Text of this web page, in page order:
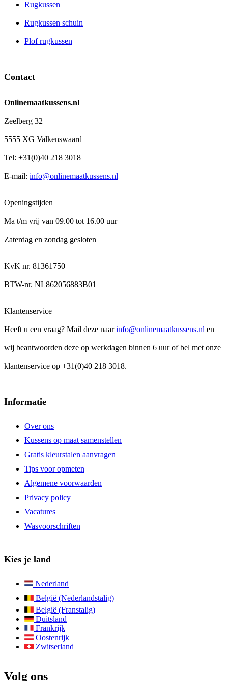
Rugkussen
Rugkussen schuin
Plof rugkussen
Contact
Onlinemaatkussens.nl
Zeelberg 32
5555 XG Valkenswaard
Tel: +31(0)40 218 3018
E-mail: info@onlinemaatkussens.nl
Openingstijden
Ma t/m vrij van 09.00 tot 16.00 uur
Zaterdag en zondag gesloten
KvK nr. 81361750
BTW-nr. NL862056883B01
Klantenservice
Heeft u een vraag? Mail deze naarinfo@onlinemaatkussens.nl en
wij beantwoorden deze op werkdagen binnen 6 uur of bel met onze
klantenservice op +31(0)40 218 3018.
Informatie
Over ons
Kussens op maat samenstellen
Gratis kleurstalen aanvragen
Tips voor opmeten
Algemene voorwaarden
Privacy policy
Vacatures
Wasvoorschriften
Kies je land
Nederland
België (Nederlandstalig)
België (Franstalig)
Duitsland
Frankrijk
Oostenrijk
Zwitserland
Volg ons